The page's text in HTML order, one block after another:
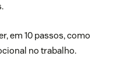
em 10 passos, como
no trabalho.